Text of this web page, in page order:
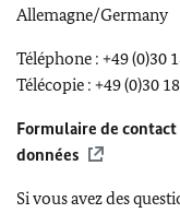
Allemagne/Germany
Téléphone : +49 (0)30
Télécopie : +49 (0)30
Formulaire de
données
Si vous avez des